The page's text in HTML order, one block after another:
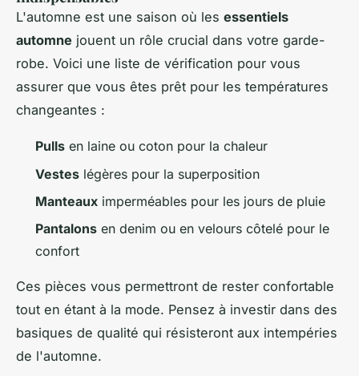
L'automne est une saison où les essentiels
automne jouent un rôle crucial dans votre garde-
robe. Voici une liste de vérification pour vous
assurer que vous êtes prêt pour les températures
changeantes :
Pulls en laine ou coton pour la chaleur
Vestes légères pour la superposition
Manteaux imperméables pour les jours de pluie
Pantalons en denim ou en velours côtelé pour le
confort
Ces pièces vous permettront de rester confortable
tout en étant à la mode. Pensez à investir dans des
basiques de qualité qui résisteront aux intempéries
de l'automne.